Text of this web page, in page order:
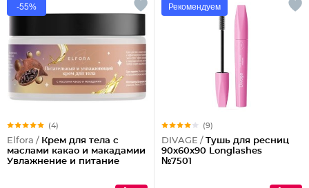
-55%
(4)
Elfora / Крем для тела с
маслами какао и макадамии
Увлажнение и питание
Рекомендуем
(9)
DIVAGE / Тушь для ресниц
90x60x90 Longlashes
№7501